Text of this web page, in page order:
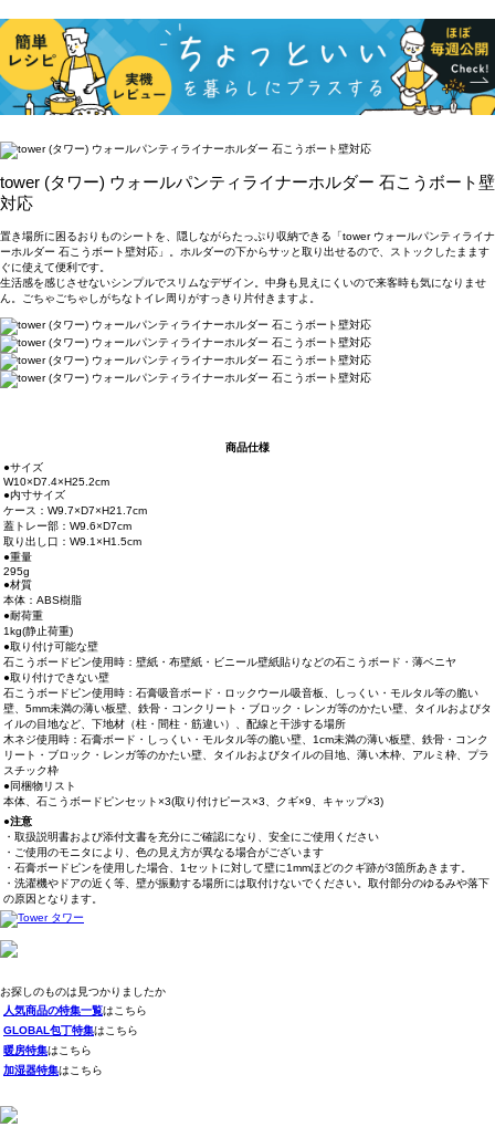
tower (タワー) ウォールパンティライナーホルダー 石こうボート壁
対応
置き場所に困るおりものシートを、隠しながらたっぷり収納できる「tower ウォールパンティライナ
ーホルダー 石こうボート壁対応」。ホルダーの下からサッと取り出せるので、ストックしたまます
ぐに使えて便利です。
生活感を感じさせないシンプルでスリムなデザイン。中身も見えにくいので来客時も気になりませ
ん。ごちゃごちゃしがちなトイレ周りがすっきり片付きますよ。
商品仕様
●サイズ
W10×D7.4×H25.2cm
●内寸サイズ
ケース：W9.7×D7×H21.7cm
蓋トレー部：W9.6×D7cm
取り出し口：W9.1×H1.5cm
●重量
295g
●材質
本体：ABS樹脂
●耐荷重
1kg(静止荷重)
●取り付け可能な壁
石こうボードピン使用時：壁紙・布壁紙・ビニール壁紙貼りなどの石こうボード・薄ベニヤ
●取り付けできない壁
石こうボードピン使用時：石膏吸音ボード・ロックウール吸音板、しっくい・モルタル等の脆い
壁、5mm未満の薄い板壁、鉄骨・コンクリート・ブロック・レンガ等のかたい壁、タイルおよびタ
イルの目地など、下地材（柱・間柱・筋違い）、配線と干渉する場所
木ネジ使用時：石膏ボード・しっくい・モルタル等の脆い壁、1cm未満の薄い板壁、鉄骨・コンク
リート・ブロック・レンガ等のかたい壁、タイルおよびタイルの目地、薄い木枠、アルミ枠、プラ
スチック枠
●同梱物リスト
本体、石こうボードピンセット×3(取り付けピース×3、クギ×9、キャップ×3)
●注意
・取扱説明書および添付文書を充分にご確認になり、安全にご使用ください
・ご使用のモニタにより、色の見え方が異なる場合がございます
・石膏ボードピンを使用した場合、1セットに対して壁に1mmほどのクギ跡が3箇所あきます。
・洗濯機やドアの近く等、壁が振動する場所には取付けないでください。取付部分のゆるみや落下
の原因となります。
お探しのものは見つかりましたか
人気商品の特集一覧はこちら
GLOBAL包丁特集はこちら
暖房特集はこちら
加湿器特集はこちら